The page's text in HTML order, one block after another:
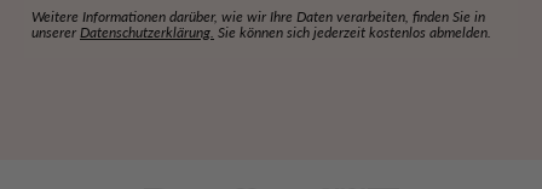
Weitere Informationen darüber, wie wir Ihre Daten verarbeiten, finden Sie in
unserer Datenschutzerklärung. Sie können sich jederzeit kostenlos abmelden.